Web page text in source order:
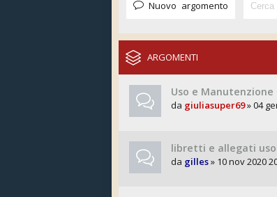
Nuovo argomento
ARGOMENTI
Uso e Manutenzione
da giuliasuper69» 04
libretti e allegati
da gilles» 10 nov 2020